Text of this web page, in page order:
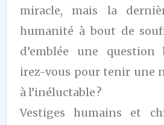
miracle, mais la
humanité à bout de
d’emblée une question
irez-vous pour tenir une
à l’inéluctable ?
Vestiges humains et